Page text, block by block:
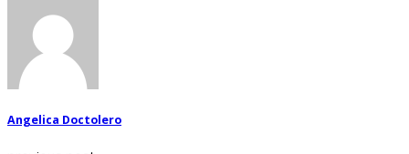
Angelica Doctolero